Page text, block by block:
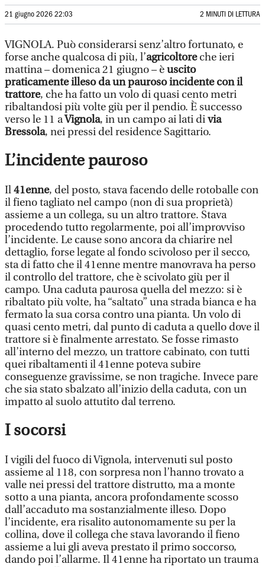
21 giugno 2026 22:03 2 MINUTI DI LETTURA
VIGNOLA. Può considerarsi senz’altro fortunato, e
forse anche qualcosa di più, l’agricoltoreche ieri
mattina – domenica 21 giugno – èuscito
praticamente illeso da un paurosoincidente con il
trattore, che ha fatto un volo di quasi cento metri
ribaltandosi più volte giù per il pendio. È successo
verso le 11 aVignola, in un campo ai lati divia
Bressola, nei pressi del residence Sagittario.
L’incidente pauroso
Il41enne, del posto, stava facendo delle rotoballe con
il fieno tagliato nel campo (non di sua proprietà)
assieme a un collega, su un altro trattore. Stava
procedendo tutto regolarmente, poi all’improvviso
l’incidente. Le cause sono ancora da chiarire nel
dettaglio, forse legate al fondo scivoloso per il secco,
sta di fatto che il 41enne mentre manovrava ha perso
il controllo del trattore, che è scivolato giù per il
campo. Una caduta paurosa quella del mezzo: si è
ribaltato più volte, ha “saltato” una strada bianca e ha
fermato la sua corsa contro una pianta. Un volo di
quasi cento metri, dal punto di caduta a quello dove il
trattore si è finalmente arrestato. Se fosse rimasto
all’interno del mezzo, un trattore cabinato, con tutti
quei ribaltamenti il 41enne poteva subire
conseguenze gravissime, se non tragiche. Invece pare
che sia stato sbalzato all’inizio della caduta, con un
impatto al suolo attutito dal terreno.
I socorsi
I vigili del fuoco di Vignola, intervenuti sul posto
assieme al 118, con sorpresa non l’hanno trovato a
valle nei pressi del trattore distrutto, ma a monte
sotto a una pianta, ancora profondamente scosso
dall’accaduto ma sostanzialmente illeso. Dopo
l’incidente, era risalito autonomamente su per la
collina, dove il collega che stava lavorando il fieno
assieme a lui gli aveva prestato il primo soccorso,
dando poi l’allarme. Il 41enne ha riportato un trauma